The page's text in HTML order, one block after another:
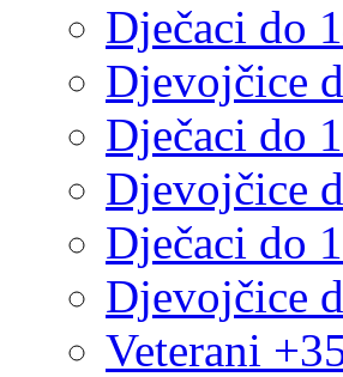
Dječaci do
Djevojčice
Dječaci do
Djevojčice
Dječaci do
Djevojčice
Veterani